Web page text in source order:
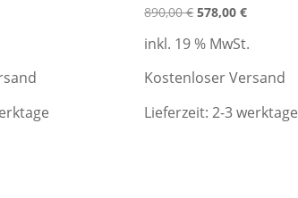
€.
890,00€Ursprünglicher
war:
890,00 €
578,00€Aktueller
ist:
578,00 €.
inkl. 19 % MwSt.
Kostenloser Versand
Lieferzeit:2-3 werktage